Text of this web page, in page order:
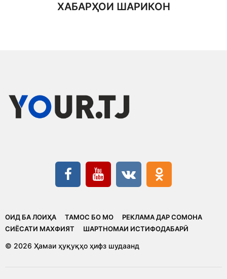
ХАБАРҲОИ ШАРИКОН
ОИД БА ЛОИҲА ТАМОС БО МО
РЕКЛАМА ДАР СОМОНА
CИЁСАТИ МАХФИЯТ
ШАРТНОМАИ ИСТИФОДАБАРӢ
© 2026 Ҳамаи ҳуқуқҳо ҳифз шудаанд